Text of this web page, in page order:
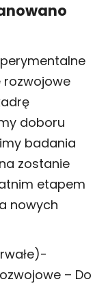
rozwojowe
doboru
badania
zostanie
etapem
nowych
– Do